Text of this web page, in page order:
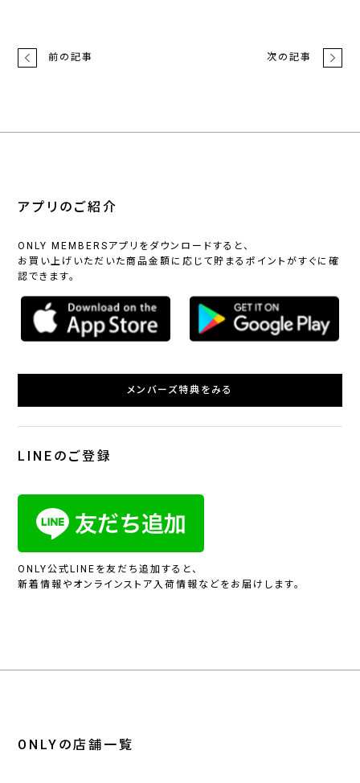
前の記事 次の記事
アプリのご紹介
ONLY MEMBERSアプリをダウンロードすると、
お買い上げいただいた商品金額に応じて貯まるポイントがすぐに確
認できます。
メンバーズ特典をみる
LINEのご登録
ONLY公式LINEを友だち追加すると、
新着情報やオンラインストア入荷情報などをお届けします。
ONLYの店舗一覧